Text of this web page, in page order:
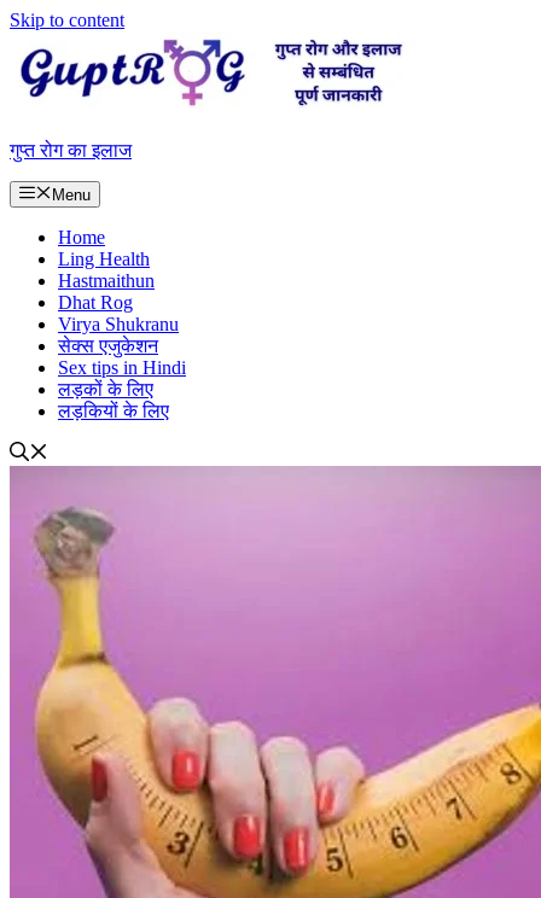
Skip to content
गुप्त रोग का इलाज
Menu
Home
Ling Health
Hastmaithun
Dhat Rog
Virya Shukranu
सेक्स एजुकेशन
Sex tips in Hindi
लड़कों के लिए
लड़कियों के लिए